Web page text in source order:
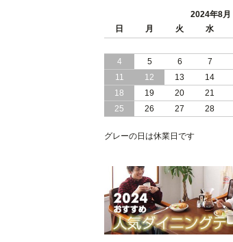
組立設置付
日本製 大容量 収
トアップ ） ベッ
ド 組立設置 付き
2024/04/25
日本製 収納 跳ね
ベッド 縦開き ヘ
2024年8月
日
月 火 水
4
5 6 7
11
12 13 14
18
19 20 21
25
26 27 28
グレーの日は休業日です